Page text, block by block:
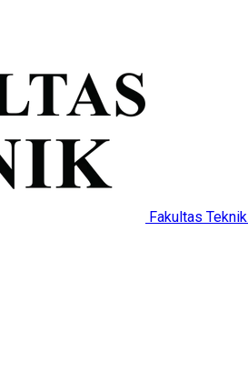
Fakultas Teknik